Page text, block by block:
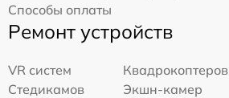
Способы оплаты
Ремонт устройств
VR систем
Квадрокоптеров
Стедикамов
Экшн-камер